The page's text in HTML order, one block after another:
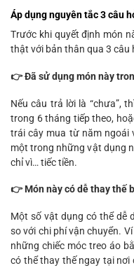
Áp dụng nguyên tắc 3 câu
Trước khi quyết định món
thật với bản thân qua 3 câu
👉 Đã sử dụng món này
Nếu câu trả lời là “chưa”,
trong 6 tháng tiếp theo,
trái cây mua từ năm ngoái
một trong những vật dụng
chỉ vì… tiếc tiền.
👉 Món này có dễ thay thế
Một số vật dụng có thể dễ
so với chi phí vận chuyển.
những chiếc móc treo áo
có thể thay thế ngay tại nơi